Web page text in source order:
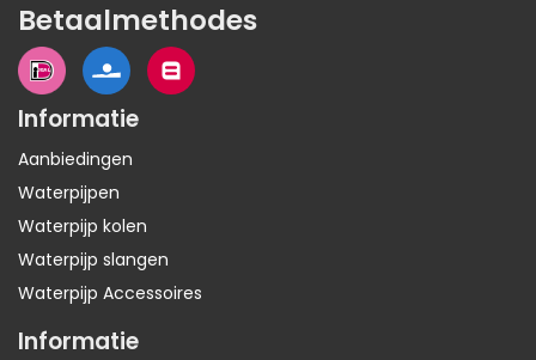
Betaalmethodes
Informatie
Aanbiedingen
Waterpijpen
Waterpijp kolen
Waterpijp slangen
Waterpijp Accessoires
Informatie